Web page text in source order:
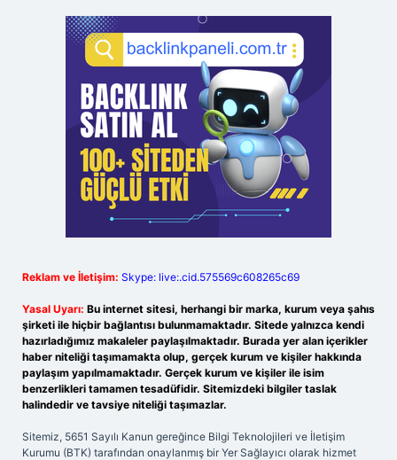
Reklam ve İletişim: Skype: live:.cid.575569c608265c69
Yasal Uyarı: Bu internet sitesi, herhangi bir marka, kurum veya şahıs
şirketi ile hiçbir bağlantısı bulunmamaktadır. Sitede yalnızca kendi
hazırladığımız makaleler paylaşılmaktadır. Burada yer alan içerikler
haber niteliği taşımamakta olup, gerçek kurum ve kişiler hakkında
paylaşım yapılmamaktadır. Gerçek kurum ve kişiler ile isim
benzerlikleri tamamen tesadüfidir. Sitemizdeki bilgiler taslak
halindedir ve tavsiye niteliği taşımazlar.
Sitemiz, 5651 Sayılı Kanun gereğince Bilgi Teknolojileri ve İletişim
Kurumu (BTK) tarafından onaylanmış bir Yer Sağlayıcı olarak hizmet